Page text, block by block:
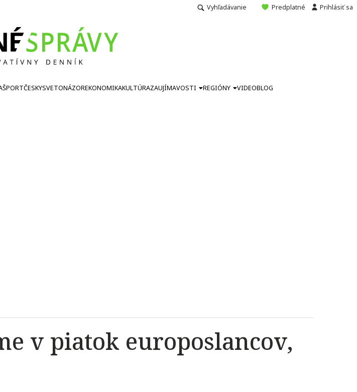
Vyhľadávanie Predplatné Prihlásiť sa
ŠPORTČESKYSVETONÁZOREKONOMIKAKULTÚRAZAUJÍMAVOSTI REGIÓNY VIDEOBLOG
v piatok europoslancov,